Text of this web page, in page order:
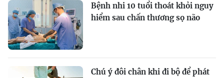
Bệnh nhi 10 tuổi thoát khỏi nguy
hiểm sau chấn thương sọ não
Chú ý đôi chân khi đi bộ để phát